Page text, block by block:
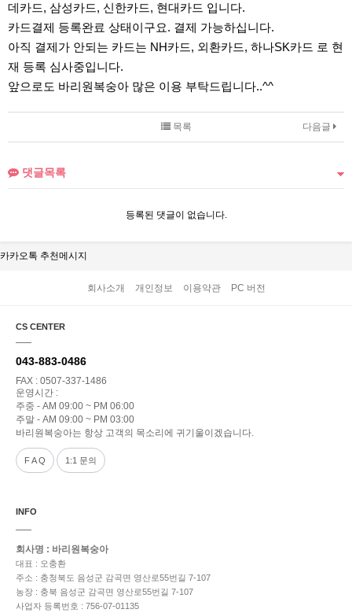
데카드, 삼성카드, 신한카드, 현대카드 입니다.
카드결제 등록완료 상태이구요. 결제 가능하십니다.
아직 결제가 안되는 카드는 NH카드, 외환카드, 하나SK카드 로 현
재 등록 심사중입니다.
앞으로도 바리원복숭아 많은 이용 부탁드립니다..^^
다음글
목록
댓글목록
등록된 댓글이 없습니다.
카카오톡 추천메시지
회사소개 개인정보 이용약관 PC 버전
CS CENTER
043-883-0486
FAX : 0507-337-1486
운영시간 :
주중 - AM 09:00 ~ PM 06:00
주말 - AM 09:00 ~ PM 03:00
바리원복숭아는 항상 고객의 목소리에 귀기울이겠습니다.
F A Q 1:1 문의
INFO
회사명 : 바리원복숭아
대표 : 오충환
주소 : 충청북도 음성군 감곡면 영산로55번길 7-107
농장 : 충북 음성군 감곡면 영산로55번길 7-107
사업자 등록번호 : 756-07-01135